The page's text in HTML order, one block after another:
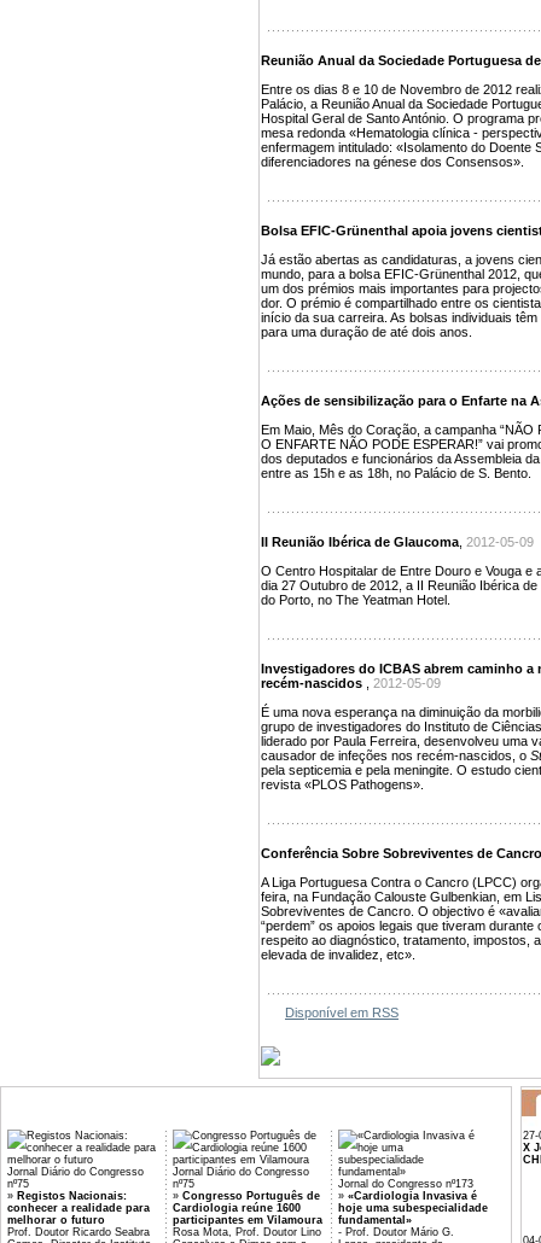
Reunião Anual da Sociedade Portuguesa
Entre os dias 8 e 10 de Novembro de 2012
Palácio, a Reunião Anual da Sociedade
Hospital Geral de Santo António. O programa
mesa redonda «Hematologia clínica -
enfermagem intitulado: «Isolamento do Doente
diferenciadores na génese dos Consensos».
Bolsa EFIC-Grünenthal apoia jovens
Já estão abertas as candidaturas, a jovens
mundo, para a bolsa EFIC-Grünenthal 2012,
um dos prémios mais importantes para
dor. O prémio é compartilhado entre os
início da sua carreira. As bolsas individuais
para uma duração de até dois anos.
Ações de sensibilização para o Enfarte na
Em Maio, Mês do Coração, a campanha “NÃO
O ENFARTE NÃO PODE ESPERAR!” vai
dos deputados e funcionários da Assembleia
entre as 15h e as 18h, no Palácio de S. Bento.
II Reunião Ibérica de Glaucoma 2012-05-09
O Centro Hospitalar de Entre Douro e Vouga e
dia 27 Outubro de 2012, a II Reunião Ibérica
do Porto, no The Yeatman Hotel.
Investigadores do ICBAS abrem caminho
recém-nascidos
2012-05-09
É uma nova esperança na diminuição da
grupo de investigadores do Instituto de
liderado por Paula Ferreira, desenvolveu uma
causador de infeções nos recém-nascidos, o
pela septicemia e pela meningite. O estudo
revista «PLOS Pathogens».
Conferência Sobre Sobreviventes de Cancro
A Liga Portuguesa Contra o Cancro (LPCC)
feira, na Fundação Calouste Gulbenkian, em
Sobreviventes de Cancro. O objectivo é
“perdem” os apoios legais que tiveram
respeito ao diagnóstico, tratamento, impostos,
elevada de invalidez, etc».
Disponível em RSS
Jornal Diário do Congresso
nº75
» Registos Nacionais:
conhecer a realidade para
melhorar o futuro
Prof. Doutor Ricardo Seabra
Jornal Diário do Congresso
nº75
» Congresso Português de
Cardiologia reúne 1600
participantes em Vilamoura
Rosa Mota, Prof. Doutor Lino
Jornal do Congresso nº173
» «Cardiologia Invasiva é
hoje uma subespecialidade
fundamental»
- Prof. Doutor Mário G.
27-
X
04-